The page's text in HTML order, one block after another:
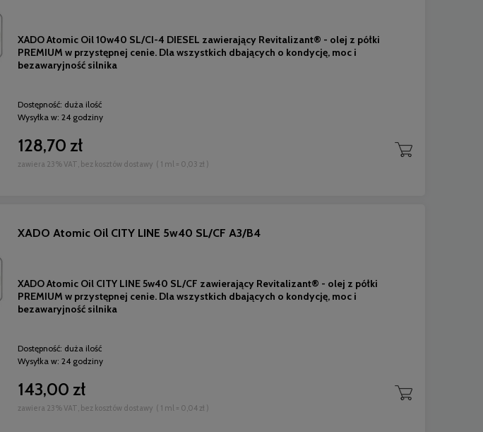
XADO Atomic Oil 10w40 SL/CI-4 DIESEL zawierający Revitalizant® - olej z półki
PREMIUM w przystępnej cenie. Dla wszystkich dbających o kondycję, moc i
bezawaryjność silnika
Dostępność: duża ilość
Wysyłka w: 24 godziny
128,70 zł
zawiera 23% VAT, bez kosztów dostawy ( 1 ml = 0,03 zł )
XADO Atomic Oil CITY LINE 5w40 SL/CF A3/B4
XADO Atomic Oil CITY LINE 5w40 SL/CF zawierający Revitalizant® - olej z półki
PREMIUM w przystępnej cenie. Dla wszystkich dbających o kondycję, moc i
bezawaryjność silnika
Dostępność: duża ilość
Wysyłka w: 24 godziny
143,00 zł
zawiera 23% VAT, bez kosztów dostawy ( 1 ml = 0,04 zł )